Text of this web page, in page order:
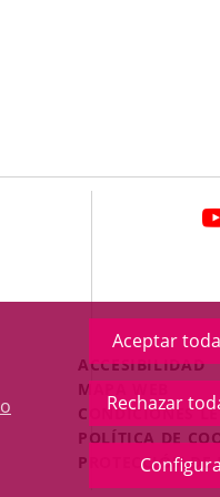
Aceptar
Rechazar
Menú
Legal
Footer
ACCESIBILIDAD
MAPA WEB
CONDICIONES
POLÍTICA DE
PROTECCIÓN DE